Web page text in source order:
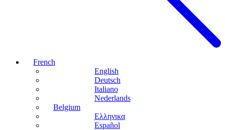
French
English
Deutsch
Italiano
Nederlands
Belgium
Ελληνικα
Español